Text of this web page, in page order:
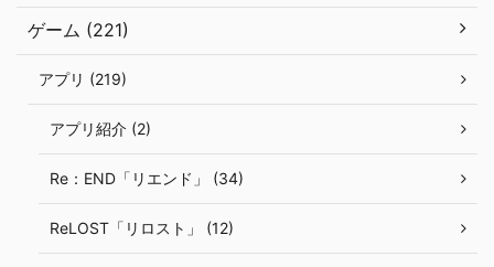
ゲーム (221)
アプリ (219)
アプリ紹介 (2)
Re：END「リエンド」 (34)
ReLOST「リロスト」 (12)